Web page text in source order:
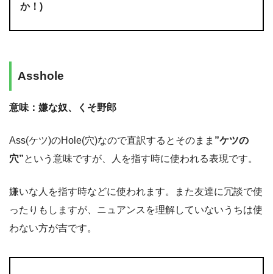
か！)
Asshole
意味：嫌な奴、くそ野郎
Ass(ケツ)のHole(穴)なので直訳するとそのまま ”ケツの
穴”という意味ですが、人を指す時に使われる表現です。
嫌いな人を指す時などに使われます。また友達に冗談で使
ったりもしますが、ニュアンスを理解していないうちは使
わない方が吉です。